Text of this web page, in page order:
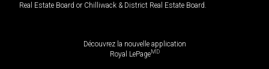
Real Estate Board or Chilliwack & District Real Estate Board.
Découvrez la nouvelle application
Royal LePageMD